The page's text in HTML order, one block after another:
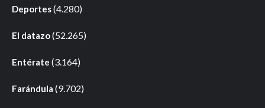
Deportes(4.280)
El datazo(52.265)
Entérate (3.164)
Farándula (9.702)